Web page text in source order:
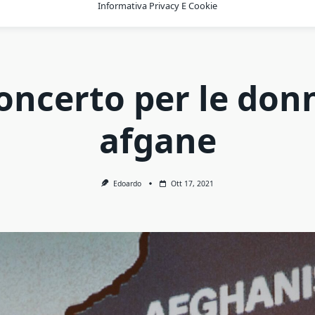
Informativa Privacy E Cookie
per le
afgane
Edoardo Ott 17, 2021